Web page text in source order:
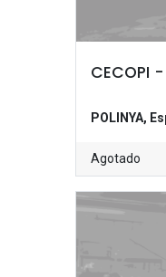
CECOPI
POLINYA,
Agotado